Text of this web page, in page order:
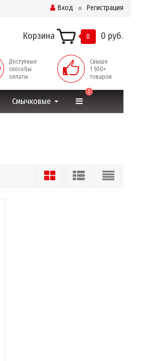
Вход Регистрация
Корзина 0 0 руб.
Доступные
способы
оплаты
Свыше
1 500+
товаров
Смычковые
3